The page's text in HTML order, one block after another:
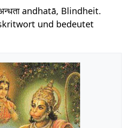
andhatā, Blindheit.
und bedeutet